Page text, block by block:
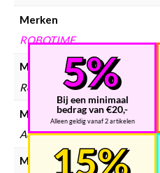
Merken
ROBOTIME
Modelbouw merken
Robotime
Modelbouw collectie
Auto's & voertuigen
Modelbouw materiaal
Bij een minimaal
bedrag van €20,-
Alleen geldig vanaf 2 artikelen